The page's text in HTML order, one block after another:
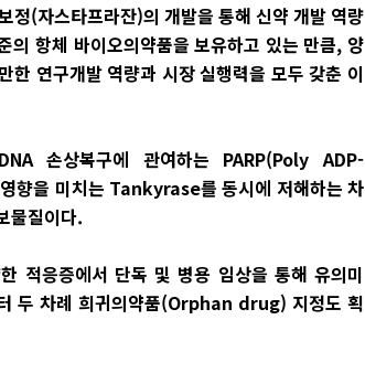
정(자스타프라잔)의 개발을 통해 신약 개발 역량
의 항체 바이오의약품을 보유하고 있는 만큼, 양
한 연구개발 역량과 시장 실행력을 모두 갖춘 이
손상복구에 관여하는 PARP(Poly ADP-
을 미치는 Tankyrase를 동시에 저해하는 차
물질이다.
적응증에서 단독 및 병용 임상을 통해 유의미
두 차례 희귀의약품(Orphan drug) 지정도 획